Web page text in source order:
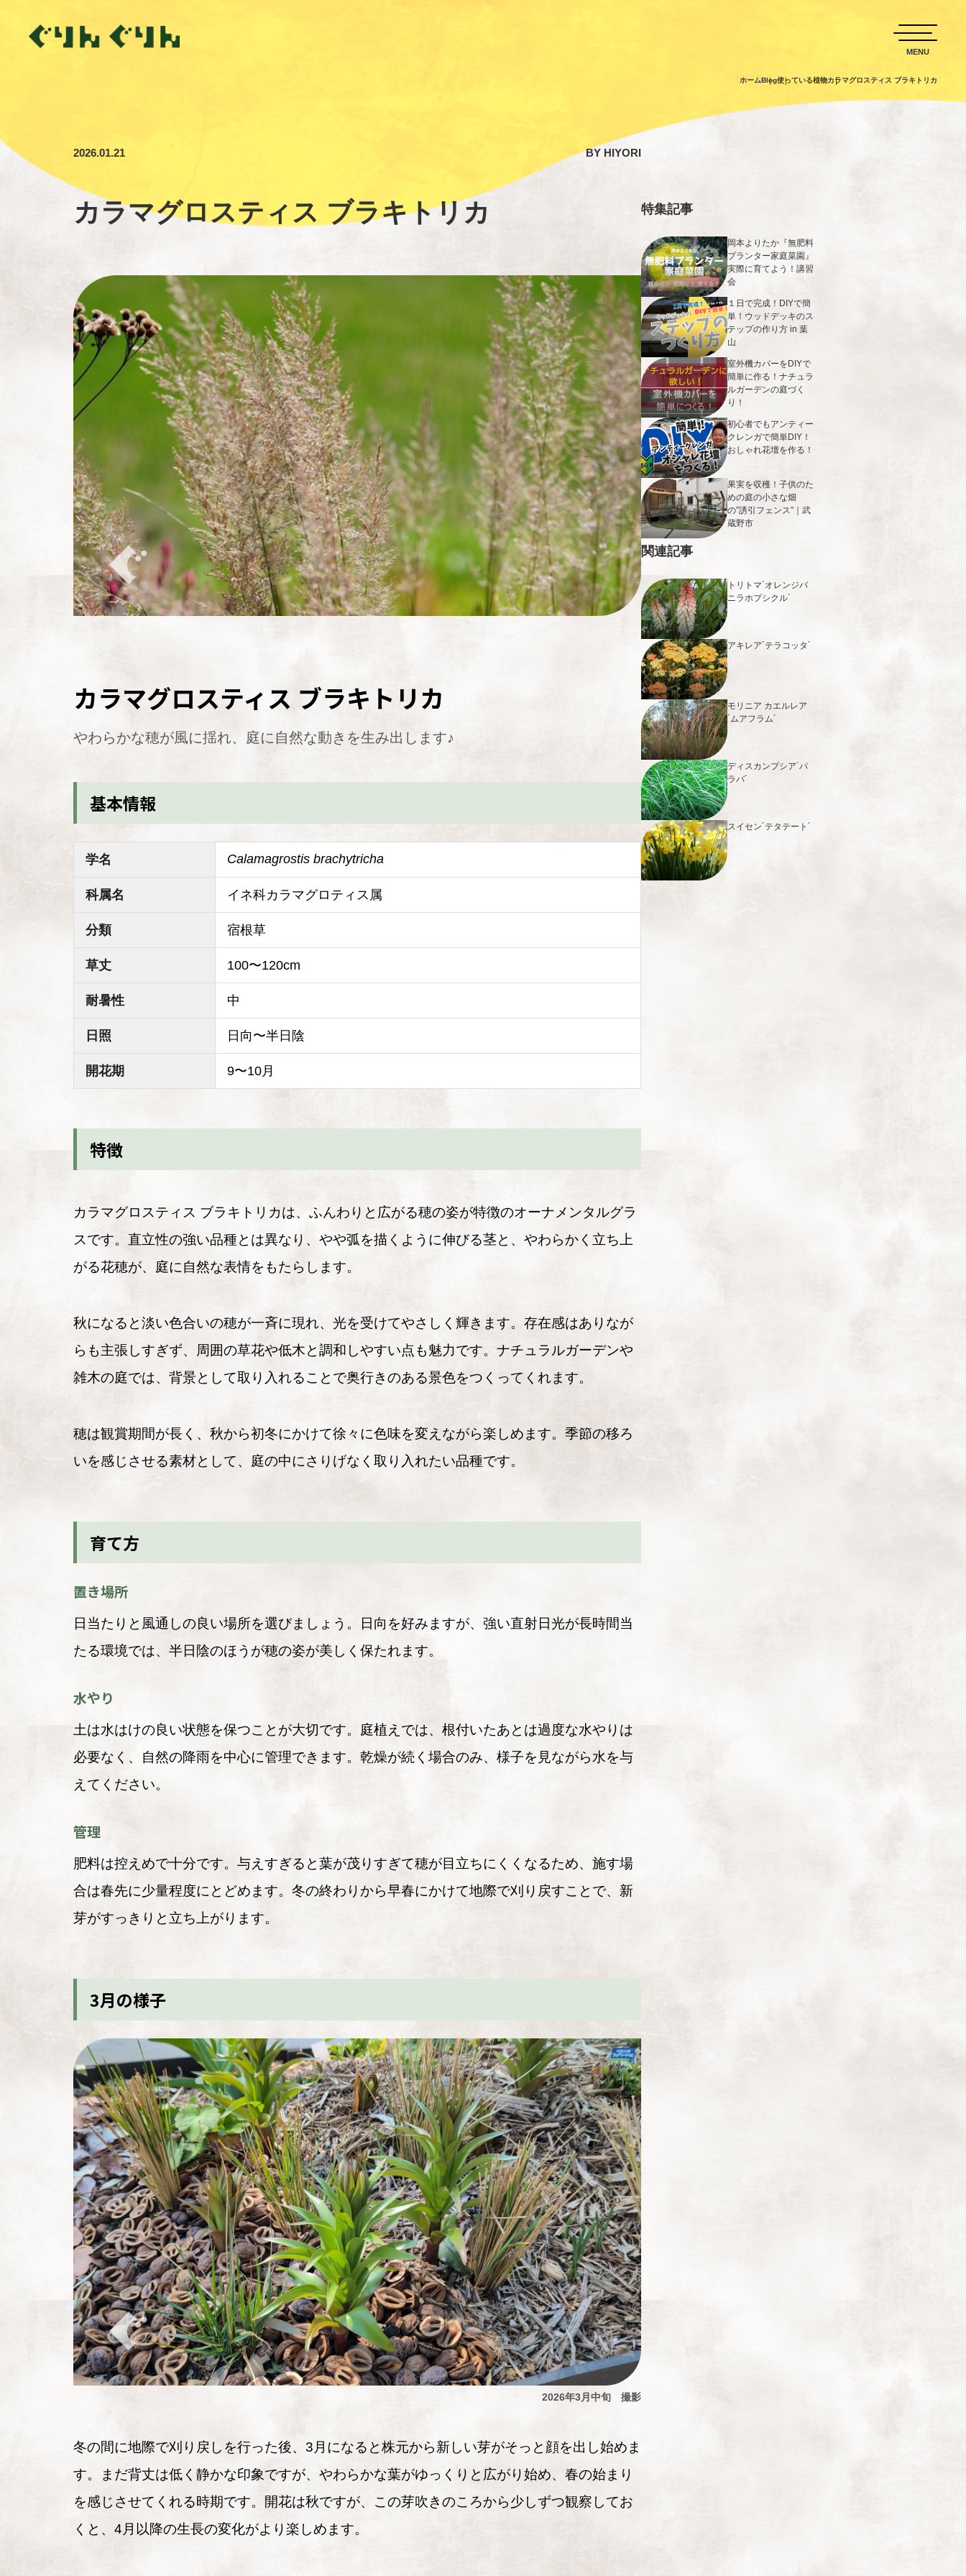
ホームBlog使っている植物カラマグロスティス ブラキトリカ
2026.01.21 BY HIYORI
カラマグロスティス ブラキトリカ
カラマグロスティス ブラキトリカ
やわらかな穂が風に揺れ、庭に自然な動きを生み出します♪
基本情報
学名 Calamagrostis brachytricha
科属名 イネ科カラマグロティス属
分類 宿根草
草丈 100〜120cm
耐暑性 中
日照 日向〜半日陰
開花期 9〜10月
特徴
カラマグロスティス ブラキトリカは、ふんわりと広がる穂の姿が特徴のオーナメンタルグラ
スです。直立性の強い品種とは異なり、やや弧を描くように伸びる茎と、やわらかく立ち上
がる花穂が、庭に自然な表情をもたらします。
秋になると淡い色合いの穂が一斉に現れ、光を受けてやさしく輝きます。存在感はありなが
らも主張しすぎず、周囲の草花や低木と調和しやすい点も魅力です。ナチュラルガーデンや
雑木の庭では、背景として取り入れることで奥行きのある景色をつくってくれます。
穂は観賞期間が長く、秋から初冬にかけて徐々に色味を変えながら楽しめます。季節の移ろ
いを感じさせる素材として、庭の中にさりげなく取り入れたい品種です。
育て方
置き場所
日当たりと風通しの良い場所を選びましょう。日向を好みますが、強い直射日光が長時間当
たる環境では、半日陰のほうが穂の姿が美しく保たれます。
水やり
土は水はけの良い状態を保つことが大切です。庭植えでは、根付いたあとは過度な水やりは
必要なく、自然の降雨を中心に管理できます。乾燥が続く場合のみ、様子を見ながら水を与
えてください。
管理
肥料は控えめで十分です。与えすぎると葉が茂りすぎて穂が目立ちにくくなるため、施す場
合は春先に少量程度にとどめます。冬の終わりから早春にかけて地際で刈り戻すことで、新
芽がすっきりと立ち上がります。
3月の様子
2026年3月中旬 撮影
冬の間に地際で刈り戻しを行った後、3月になると株元から新しい芽がそっと顔を出し始めま
す。まだ背丈は低く静かな印象ですが、やわらかな葉がゆっくりと広がり始め、春の始まり
を感じさせてくれる時期です。開花は秋ですが、この芽吹きのころから少しずつ観察してお
くと、4月以降の生長の変化がより楽しめます。
特集記事
岡本よりたか『無肥料
プランター家庭菜園』
実際に育てよう！講習
会
１日で完成！DIYで簡
単！ウッドデッキのス
テップの作り方 in 葉
山
室外機カバーをDIYで
簡単に作る！ナチュラ
ルガーデンの庭づく
り！
初心者でもアンティー
クレンガで簡単DIY！
おしゃれ花壇を作る！
果実を収穫！子供のた
めの庭の小さな畑
の”誘引フェンス”｜武
蔵野市
関連記事
トリトマ´オレンジバ
ニラホプシクル´
アキレア´テラコッタ´
モリニア カエルレア
´ムアフラム´
ディスカンプシア´パ
ラバ´
スイセン´テタテート´